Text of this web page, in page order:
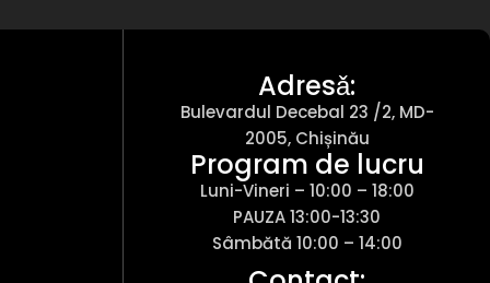
Adresǎ:
Bulevardul Decebal 23 /2, MD-
2005, Chișinău
Program de lucru
Luni-Vineri – 10:00 – 18:00
PAUZA 13:00-13:30
Sâmbătă 10:00 – 14:00